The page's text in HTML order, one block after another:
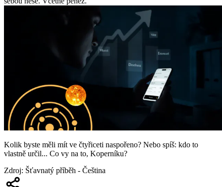
Kolik byste měli mít ve čtyřiceti naspořeno? Nebo spíš: kdo to
vlastně určil... Co vy na to, Koperníku?
Zdroj: Šťavnatý příběh - Čeština